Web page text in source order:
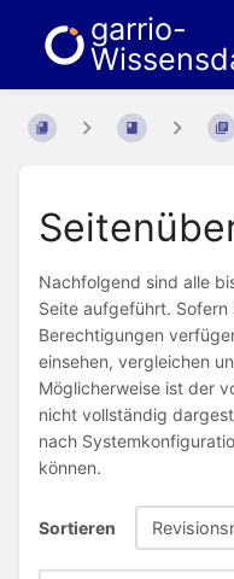
garrio-
Nachfolgend sind alle
Seite aufgeführt.
Berechtigungen
einsehen, vergleichen
Möglicherweise ist der
nicht vollständig
nach
können.
Sortieren